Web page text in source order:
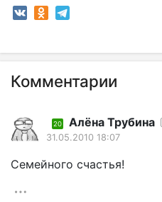
Комментарии
20 Алёна Трубина
31.05.2010 18:07
Семейного счастья!